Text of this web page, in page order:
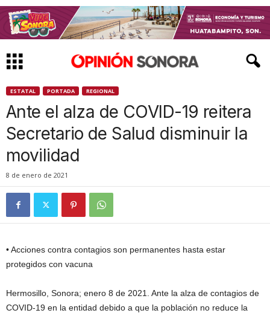
ESTATAL PORTADA REGIONAL
Ante el alza de COVID-19 reitera
Secretario de Salud disminuir la
movilidad
8 de enero de 2021
• Acciones contra contagios son permanentes hasta estar
protegidos con vacuna
Hermosillo, Sonora; enero 8 de 2021. Ante la alza de contagios de
COVID-19 en la entidad debido a que la población no reduce la